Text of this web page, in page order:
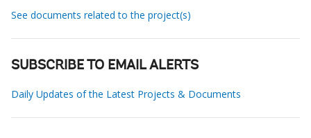
See documents related to the project(s)
SUBSCRIBE TO EMAIL ALERTS
Daily Updates of the Latest Projects & Documents